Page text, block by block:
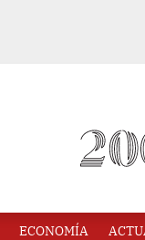
ECONOMÍA